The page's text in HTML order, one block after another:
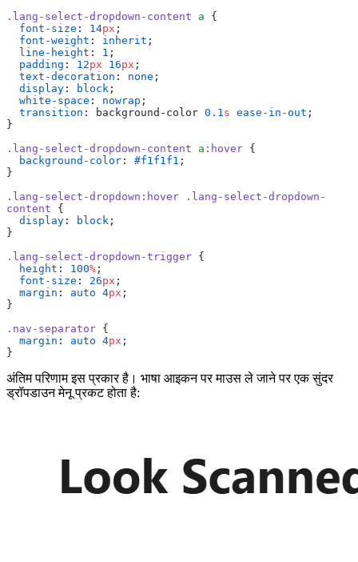
.lang-select-dropdown-content a {
  font-size
: 14px ;
  font-weight
: inherit ;
  line-height
: 1 ;
  padding
: 12px 16px ;
  text-decoration
: none ;
  display
: block ;
  white-space
: nowrap ;
  transition
: background-color 0.1s ease-in-out ;
}
.lang-select-dropdown-content a :hover {
  background-color
: #f1f1f1 ;
}
.lang-select-dropdown:hover .lang-select-dropdown-
content {
  display
: block ;
}
.lang-select-dropdown-trigger {
  height
: 100% ;
  font-size
: 26px ;
  margin
: auto 4px ;
}
.nav-separator {
  margin
: auto 4px ;
}
अंतिम परिणाम इस प्रकार है। भाषा आइकन पर माउस ले जाने पर एक सुंदर
ड्रॉपडाउन मेनू प्रकट होता है: